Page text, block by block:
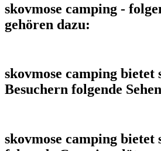
skovmose camping -
gehören dazu:
skovmose camping bietet
Besuchern folgende
skovmose camping bietet